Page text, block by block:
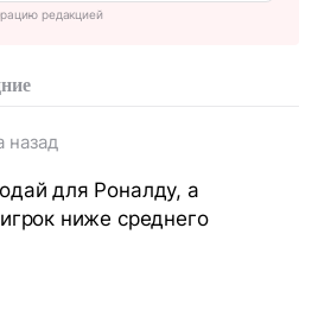
редакцией
назад
для Роналду, а
ниже среднего